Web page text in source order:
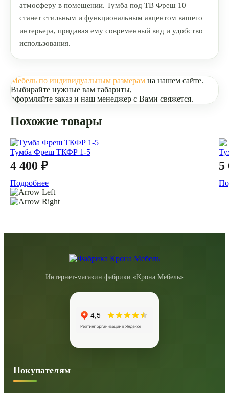
атмосферу в помещении. Тумба под ТВ Фреш 10
станет стильным и функциональным акцентом вашего
интерьера, придавая ему современный вид и удобство
использования.
Мебель по индивидуальным размерам на нашем сайте.
Выбирайте нужные вам габариты,
оформляйте заказ и наш менеджер с Вами свяжется.
Похожие товары
Тумба Фреш ТКФР 1-5
4 400 ₽
Подробнее
5
Интернет-магазин фабрики «Крона Мебель»
Покупателям